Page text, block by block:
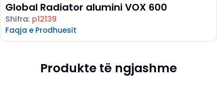
Global Radiator alumini VOX 600
Shifra: p12139
Faqja e Prodhuesit
Produkte të ngjashme